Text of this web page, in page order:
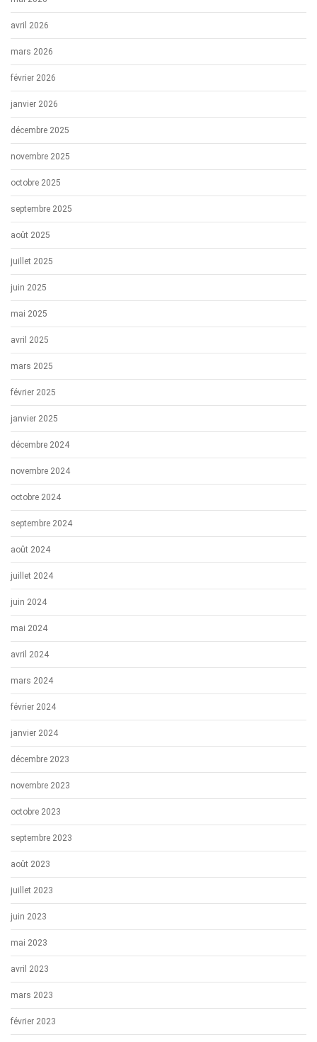
avril 2026
mars 2026
février 2026
janvier 2026
décembre 2025
novembre 2025
octobre 2025
septembre 2025
août 2025
juillet 2025
juin 2025
mai 2025
avril 2025
mars 2025
février 2025
janvier 2025
décembre 2024
novembre 2024
octobre 2024
septembre 2024
août 2024
juillet 2024
juin 2024
mai 2024
avril 2024
mars 2024
février 2024
janvier 2024
décembre 2023
novembre 2023
octobre 2023
septembre 2023
août 2023
juillet 2023
juin 2023
mai 2023
avril 2023
mars 2023
février 2023